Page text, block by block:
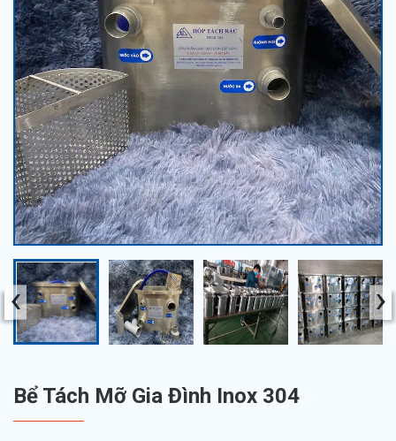
‹ ›
Bể Tách Mỡ Gia Đình Inox 304